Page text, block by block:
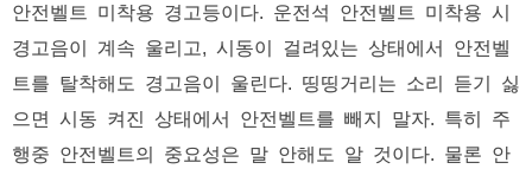
안전벨트 미착용 경고등이다. 운전석 안전벨트 미착용 시
경고음이 계속 울리고, 시동이 걸려있는 상태에서 안전벨
트를 탈착해도 경고음이 울린다. 띵띵거리는 소리 듣기 싫
으면 시동 켜진 상태에서 안전벨트를 빼지 말자. 특히 주
행중 안전벨트의 중요성은 말 안해도 알 것이다. 물론 안